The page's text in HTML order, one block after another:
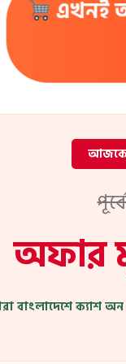
এখনই
অফার
বাংলাদেশে ক্যাশ